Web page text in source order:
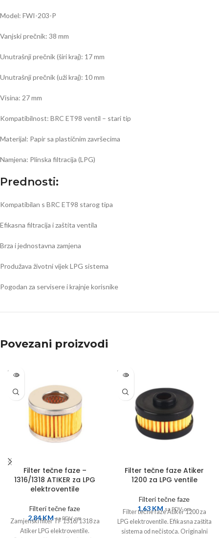
Model: FWI-203-P
Vanjski prečnik: 38 mm
Unutrašnji prečnik (širi kraj): 17 mm
Unutrašnji prečnik (uži kraj): 10 mm
Visina: 27 mm
Kompatibilnost: BRC ET98 ventil – stari tip
Materijal: Papir sa plastičnim završecima
Namjena: Plinska filtracija (LPG)
Prednosti:
Kompatibilan s BRC ET98 starog tipa
Efikasna filtracija i zaštita ventila
Brza i jednostavna zamjena
Produžava životni vijek LPG sistema
Pogodan za servisere i krajnje korisnike
Povezani proizvodi
SOLD
OUT
Filter tečne faze –
1316/1318 ATIKER za LPG
elektroventile
Filteri tečne faze
2,84KM sa PDV-om
Zamjenski filter TF 1316/1318 za
Atiker LPG elektroventile.
SOLD
OUT
Filter tečne faze Atiker
1200 za LPG ventile
Filteri tečne faze
1,63 KM sa PDV-om
Filter tečne faze Atiker 1200 za
LPG elektroventile. Efikasna zaštita
sistema od nečistoća. Originalni